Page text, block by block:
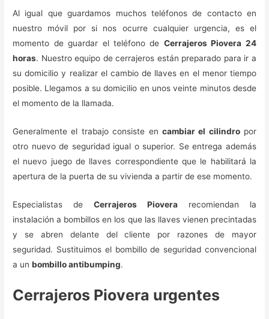
Al igual que guardamos muchos teléfonos de contacto en
nuestro móvil por si nos ocurre cualquier urgencia, es el
momento de guardar el teléfono de Cerrajeros Piovera 24
horas. Nuestro equipo de cerrajeros están preparado para ir a
su domicilio y realizar el cambio de llaves en el menor tiempo
posible. Llegamos a su domicilio en unos veinte minutos desde
el momento de la llamada.
Generalmente el trabajo consiste en cambiar el cilindropor
otro nuevo de seguridad igual o superior. Se entrega además
el nuevo juego de llaves correspondiente que le habilitará la
apertura de la puerta de su vivienda a partir de ese momento.
Especialistas deCerrajeros Piovera recomiendan la
instalación a bombillos en los que las llaves vienen precintadas
y se abren delante del cliente por razones de mayor
seguridad. Sustituimos el bombillo de seguridad convencional
a unbombillo antibumping.
Cerrajeros Piovera urgentes